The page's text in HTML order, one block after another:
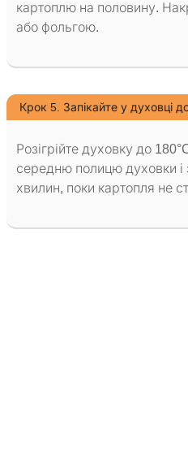
картоплю на половину.
або фольгою.
Крок 5. Запікайте у духовці
Розігрійте духовку до
середню полицю духовки і
хвилин, поки картопля не